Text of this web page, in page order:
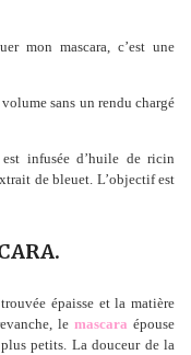
mon mascara, c’est une
sans un rendu chargé
infusée d’huile de ricin
de bleuet. L’objectif est
épaisse et la matière
le mascara épouse
petits. La douceur de la